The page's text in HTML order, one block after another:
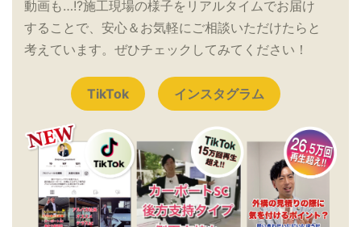
動画も…!?施工現場の様子をリアルタイムでお届け
することで、安心＆お気軽にご相談いただけたらと
考えています。ぜひチェックしてみてください！
TikTok インスタグラム